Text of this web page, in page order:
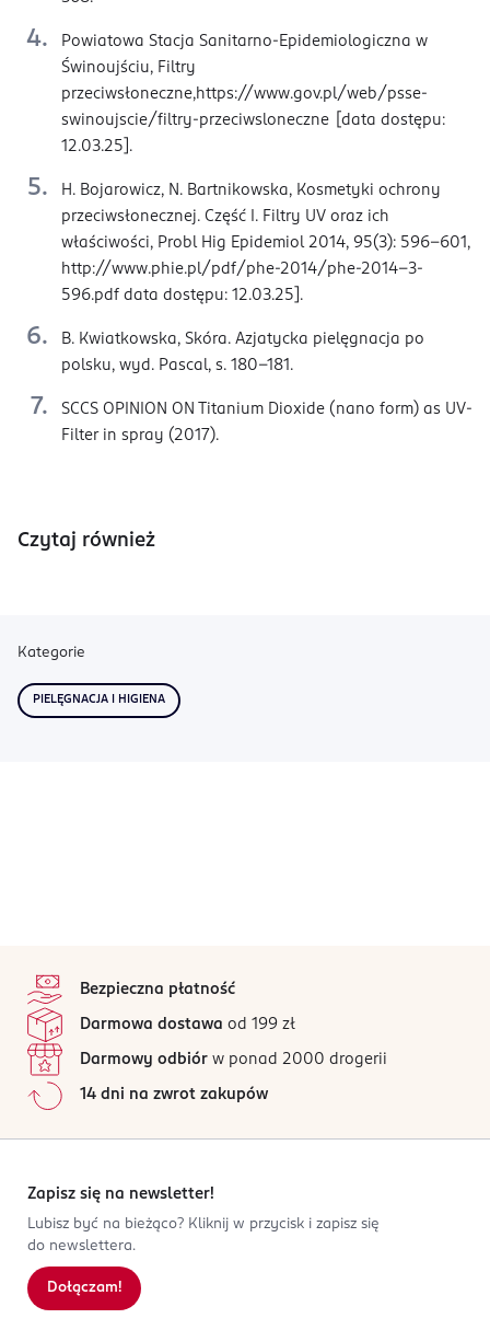
Powiatowa Stacja Sanitarno-Epidemiologiczna w
Świnoujściu, Filtry
przeciwsłoneczne,https://www.gov.pl/web/psse-
swinoujscie/filtry-przeciwsloneczne [data dostępu:
12.03.25].
H. Bojarowicz, N. Bartnikowska, Kosmetyki ochrony
przeciwsłonecznej. Część I. Filtry UV oraz ich
właściwości, Probl Hig Epidemiol 2014, 95(3): 596-601,
http://www.phie.pl/pdf/phe-2014/phe-2014-3-
596.pdf data dostępu: 12.03.25].
B. Kwiatkowska, Skóra. Azjatycka pielęgnacja po
polsku, wyd. Pascal, s. 180-181.
SCCS OPINION ON Titanium Dioxide (nano form) as UV-
Filter in spray (2017).
Czytaj również
Kategorie
PIELĘGNACJA I HIGIENA
Bezpieczna płatność
Darmowa dostawa od 199 zł
Darmowy odbiór w ponad 2000 drogerii
14 dni na zwrot zakupów
Zapisz się na newsletter!
Lubisz być na bieżąco? Kliknij w przycisk i zapisz się
do newslettera.
Dołączam!